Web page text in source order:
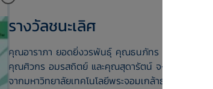
รางวัลชนะเลิศ
คุณอาราภา ยอดยิ่งวรพันธุ์ คุณธนภัทร ภาคย์เกตุคง
คุณศิวกร อมรสถิตย์ และคุณสุดารัตน์ จงประสาทสมบัติ
จากมหาวิทยาลัยเทคโนโลยีพระจอมเกล้าธนบุรี